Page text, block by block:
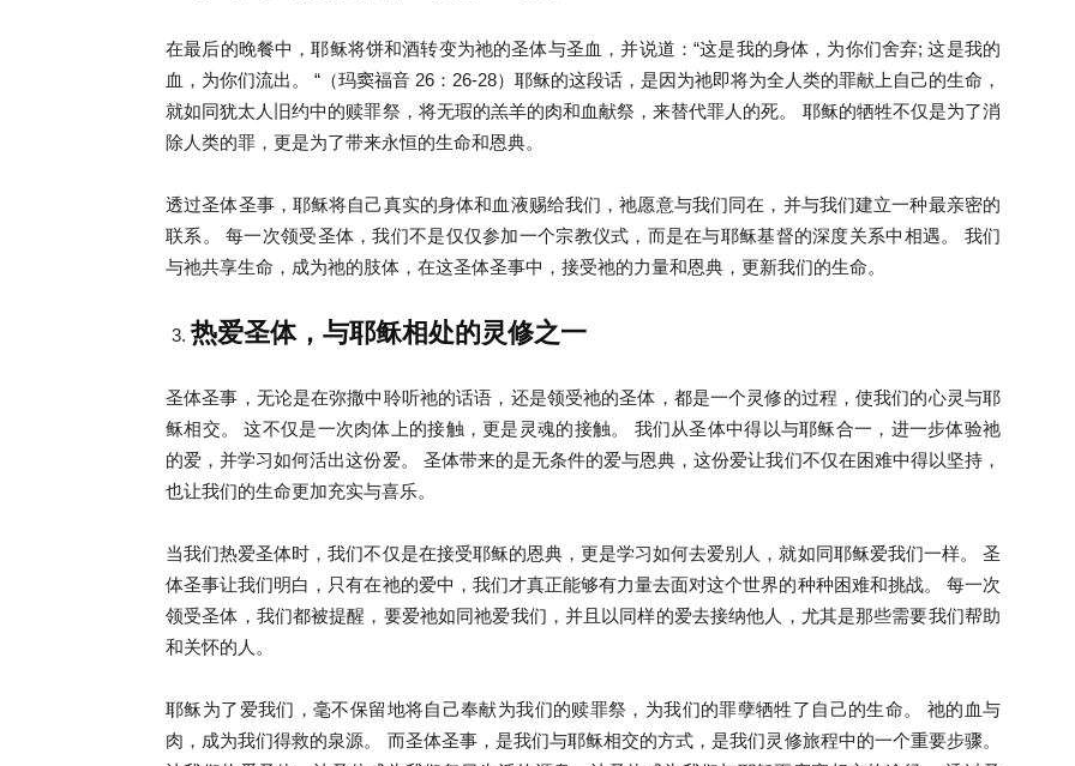
省
在最后的晚餐中，耶稣将饼和酒转变为祂的圣体与圣血，并说道：“这是我的身体，为你们舍弃; 这是我的
血，为你们流出。 “（玛窦福音 26：26-28）耶稣的这段话，是因为祂即将为全人类的罪献上自己的生命，
就如同犹太人旧约中的赎罪祭，将无瑕的羔羊的肉和血献祭，来替代罪人的死。 耶稣的牺牲不仅是为了消
除人类的罪，更是为了带来永恒的生命和恩典。
透过圣体圣事，耶稣将自己真实的身体和血液赐给我们，祂愿意与我们同在，并与我们建立一种最亲密的
联系。 每一次领受圣体，我们不是仅仅参加一个宗教仪式，而是在与耶稣基督的深度关系中相遇。 我们
与祂共享生命，成为祂的肢体，在这圣体圣事中，接受祂的力量和恩典，更新我们的生命。
热爱圣体，与耶稣相处的灵修之一
圣体圣事，无论是在弥撒中聆听祂的话语，还是领受祂的圣体，都是一个灵修的过程，使我们的心灵与耶
稣相交。 这不仅是一次肉体上的接触，更是灵魂的接触。 我们从圣体中得以与耶稣合一，进一步体验祂
的爱，并学习如何活出这份爱。 圣体带来的是无条件的爱与恩典，这份爱让我们不仅在困难中得以坚持，
也让我们的生命更加充实与喜乐。
当我们热爱圣体时，我们不仅是在接受耶稣的恩典，更是学习如何去爱别人，就如同耶稣爱我们一样。 圣
体圣事让我们明白，只有在祂的爱中，我们才真正能够有力量去面对这个世界的种种困难和挑战。 每一次
领受圣体，我们都被提醒，要爱祂如同祂爱我们，并且以同样的爱去接纳他人，尤其是那些需要我们帮助
和关怀的人。
耶稣为了爱我们，毫不保留地将自己奉献为我们的赎罪祭，为我们的罪孽牺牲了自己的生命。 祂的血与
肉，成为我们得救的泉源。 而圣体圣事，是我们与耶稣相交的方式，是我们灵修旅程中的一个重要步骤。